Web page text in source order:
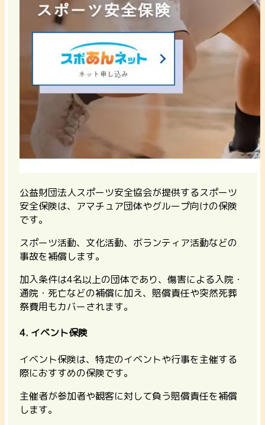
公益財団法人スポーツ安全協会が提供するスポーツ
安全保険は、アマチュア団体やグループ向けの保険
です。
スポーツ活動、文化活動、ボランティア活動などの
事故を補償します。
加入条件は4名以上の団体であり、傷害による入院・
通院・死亡などの補償に加え、賠償責任や突然死葬
祭費用もカバーされます。
4. イベント保険
イベント保険は、特定のイベントや行事を主催する
際におすすめの保険です。
主催者が参加者や観客に対して負う賠償責任を補償
します。